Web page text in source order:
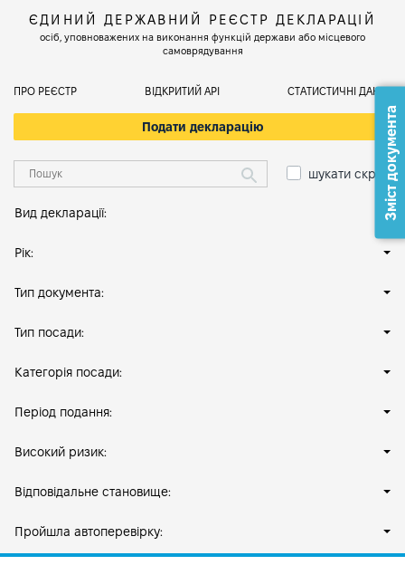
ЄДИНИЙ ДЕРЖАВНИЙ РЕЄСТР ДЕКЛАРАЦІЙ
осіб, уповноважених на виконання функцій держави або місцевого
самоврядування
ПРО РЕЄСТР ВІДКРИТИЙ АРІ СТАТИСТИЧНІ ДАНІ
Подати декларацію
шукати скрізь
Вид декларації:
Рік:
Тип документа:
Тип посади:
Категорія посади:
Період подання:
Високий ризик:
Відповідальне становище:
Пройшла автоперевірку:
Зміст документа